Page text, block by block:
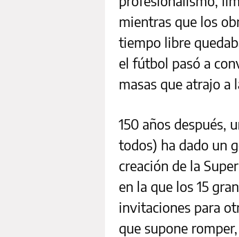
mientras que los
tiempo libre
el fútbol pasó a
masas que atrajo a
150 años después,
todos) ha dado un
creación de la
en la que los 15
invitaciones para
que supone